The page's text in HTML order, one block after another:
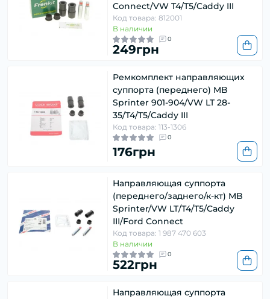
Connect/VW T4/T5/Caddy III
Код товара: 812001
В наличии
0
249грн
Ремкомплект направляющих
суппорта (переднего) MB
Sprinter 901-904/VW LT 28-
35/T4/T5/Caddy III
Код товара: 113-1306
0
176грн
Направляющая суппорта
(переднего/заднего/к-кт) MB
Sprinter/VW LT/Т4/Т5/Caddy
ІІІ/Ford Connect
Код товара: 1 987 470 603
В наличии
0
522грн
Направляющая суппорта